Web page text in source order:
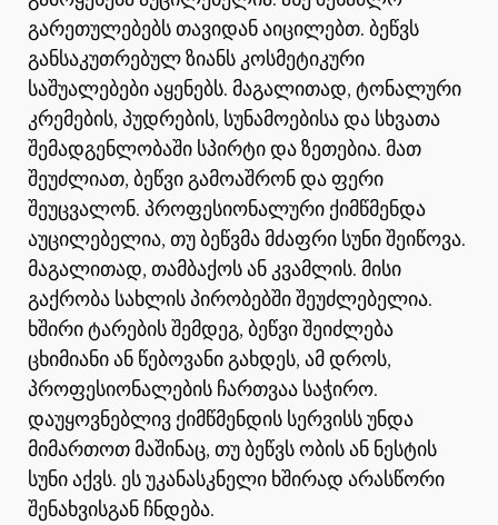
გარეთულებებს თავიდან აიცილებთ. ბეწვს
განსაკუთრებულ ზიანს კოსმეტიკური
საშუალებები აყენებს. მაგალითად, ტონალური
კრემების, პუდრების, სუნამოებისა და სხვათა
შემადგენლობაში სპირტი და ზეთებია. მათ
შეუძლიათ, ბეწვი გამოაშრონ და ფერი
შეუცვალონ. პროფესიონალური ქიმწმენდა
აუცილებელია, თუ ბეწვმა მძაფრი სუნი შეიწოვა.
მაგალითად, თამბაქოს ან კვამლის. მისი
გაქრობა სახლის პირობებში შეუძლებელია.
ხშირი ტარების შემდეგ, ბეწვი შეიძლება
ცხიმიანი ან წებოვანი გახდეს, ამ დროს,
პროფესიონალების ჩართვაა საჭირო.
დაუყოვნებლივ ქიმწმენდის სერვისს უნდა
მიმართოთ მაშინაც, თუ ბეწვს ობის ან ნესტის
სუნი აქვს. ეს უკანასკნელი ხშირად არასწორი
შენახვისგან ჩნდება.